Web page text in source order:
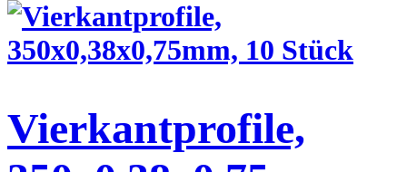
Vierkantprofile,